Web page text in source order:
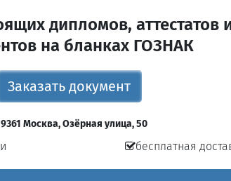
дипломов, аттестатов
на бланках ГОЗНАК
Заказать документ
Москва, Озёрная улица, 50
бесплатная